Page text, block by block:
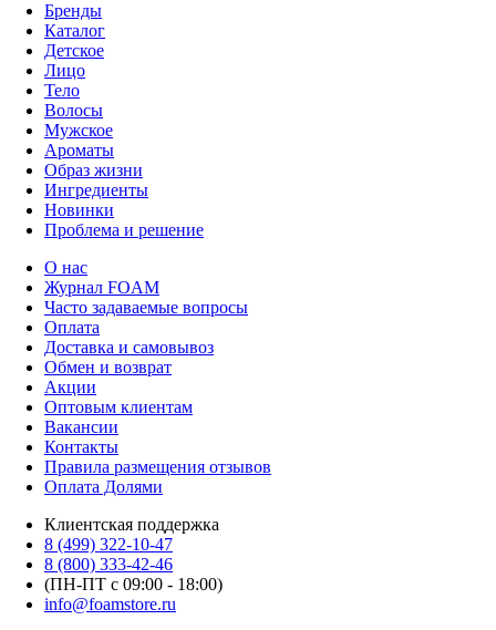
Бренды
Каталог
Детское
Лицо
Тело
Волосы
Мужское
Ароматы
Образ жизни
Ингредиенты
Новинки
Проблема и решение
О нас
Журнал FOAM
Часто задаваемые вопросы
Оплата
Доставка и самовывоз
Обмен и возврат
Акции
Оптовым клиентам
Вакансии
Контакты
Правила размещения отзывов
Оплата Долями
Клиентская поддержка
8 (499) 322-10-47
8 (800) 333-42-46
(ПН-ПТ с 09:00 - 18:00)
info@foamstore.ru